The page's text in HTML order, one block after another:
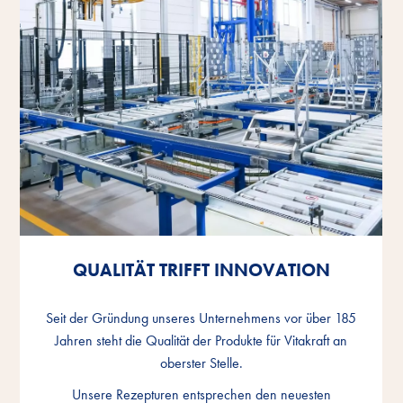
QUALITÄT TRIFFT INNOVATION
Seit der Gründung unseres Unternehmens vor über 185
Jahren steht die Qualität der Produkte für Vitakraft an
oberster Stelle.
Unsere Rezepturen entsprechen den neuesten
QUALITÄT TRIFFT INNOVATION
Seit der Gründung unseres Unternehmens vor über 185
Jahren steht die Qualität der Produkte für Vitakraft an
oberster Stelle.
Unsere Rezepturen entsprechen den neuesten
QUALITÄT TRIFFT INNOVATION
Seit der Gründung unseres Unternehmens vor über 185
Jahren steht die Qualität der Produkte für Vitakraft an
oberster Stelle.
Unsere Rezepturen entsprechen den neuesten